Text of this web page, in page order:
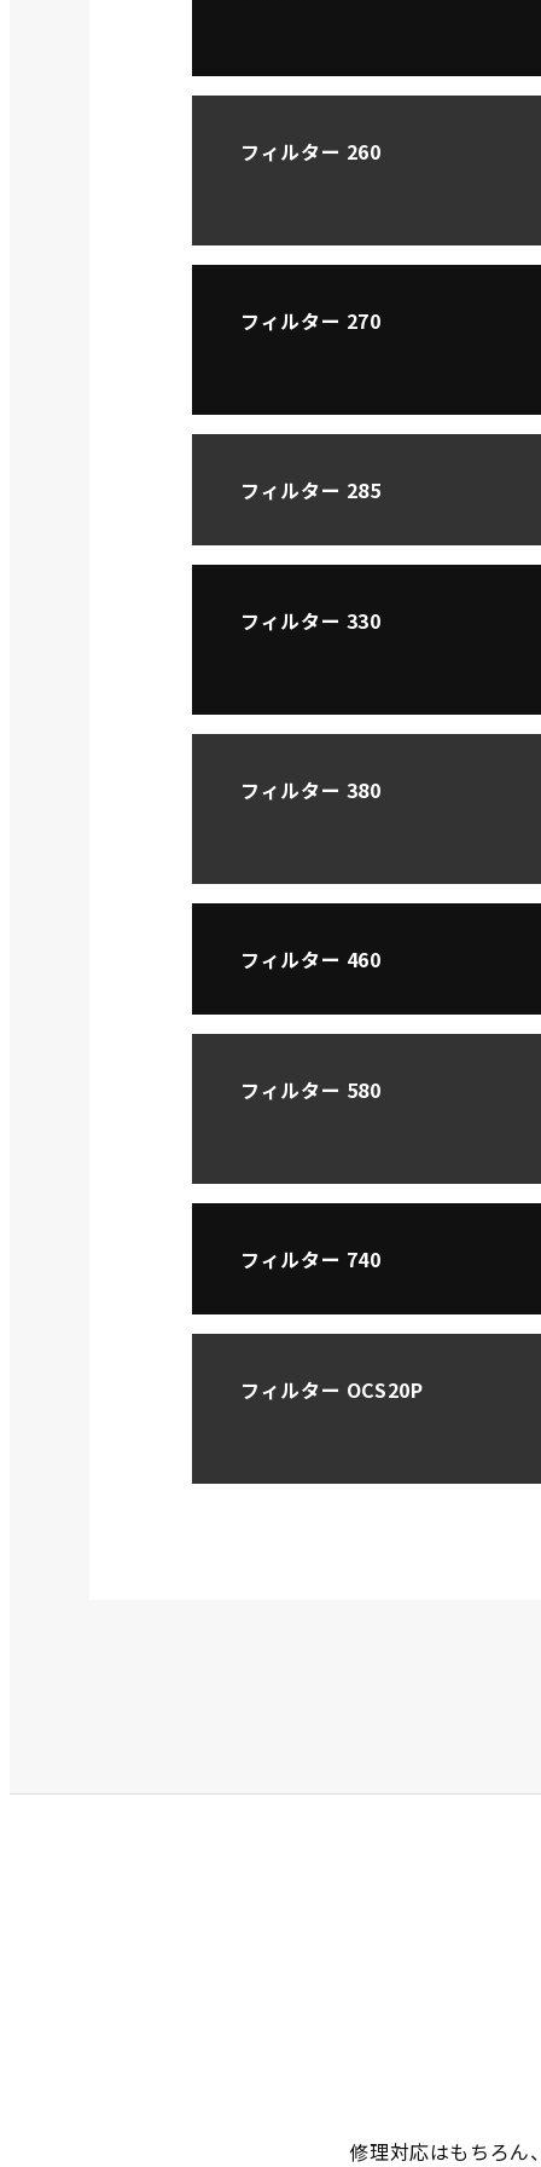
フィルター 260
フィルター 270
フィルター 285
フィルター 330
フィルター 380
フィルター 460
フィルター 580
フィルター 740
フィルター OCS20P
修理対応はもちろん